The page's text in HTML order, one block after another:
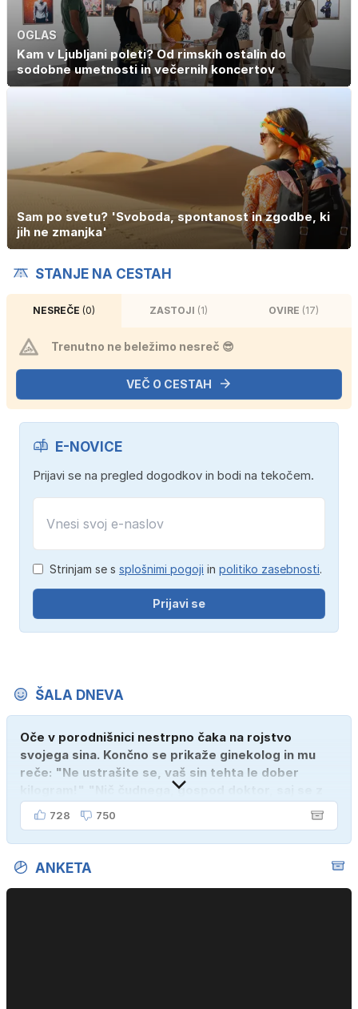
OGLAS
Kam v Ljubljani poleti? Od rimskih ostalin do
sodobne umetnosti in večernih koncertov
Sam po svetu? 'Svoboda, spontanost in zgodbe, ki
jih ne zmanjka'
STANJE NA CESTAH
NESREČE (0) ZASTOJI (1) OVIRE (17)
Trenutno ne beležimo nesreč 😎
VEČ O CESTAH
E-NOVICE
Prijavi se na pregled dogodkov in bodi na tekočem.
Strinjam se s splošnimi pogoji in politiko zasebnosti.
Prijavi se
ŠALA DNEVA
Oče v porodnišnici nestrpno čaka na rojstvo
svojega sina. Končno se prikaže ginekolog in mu
reče: "Ne ustrašite se, vaš sin tehta le dober
kilogram!" "Nič čudnega, gospod doktor, saj se z
ženo poznava šele tri mesece."
728 750
ANKETA